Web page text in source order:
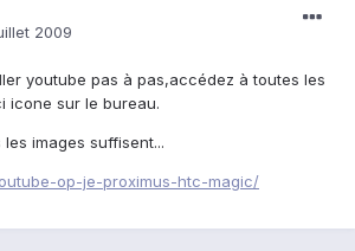
2009
youtube pas à pas,accédez à toutes les
icone sur le bureau.
images suffisent...
op-je-proximus-htc-magic/